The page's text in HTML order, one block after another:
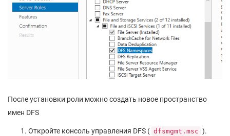
После установки роли можно создать новое пространство
имен DFS
Откройте консоль управления DFS ( dfsmgmt.msc ).